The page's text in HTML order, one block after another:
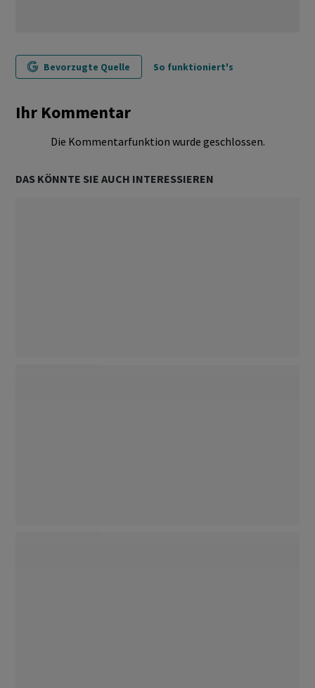
Bevorzugte Quelle So funktioniert's
Ihr Kommentar
Die Kommentarfunktion wurde geschlossen.
DAS KÖNNTE SIE AUCH INTERESSIEREN